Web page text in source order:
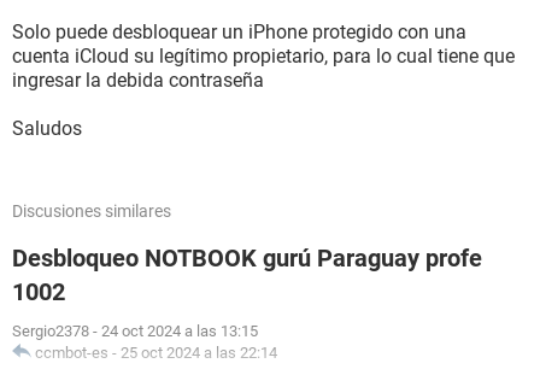
Solo puede desbloquear un iPhone protegido con una
cuenta iCloud su legítimo propietario, para lo cual tiene que
ingresar la debida contraseña
Saludos
Discusiones similares
Desbloqueo NOTBOOK gurú Paraguay profe
1002
Sergio2378 - 24 oct 2024 a las 13:15
ccmbot-es - 25 oct 2024 a las 22:14